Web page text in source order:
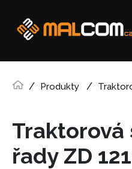
Produkty
Traktorová
řady ZD